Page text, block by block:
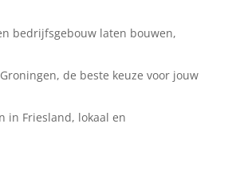
bedrijfsgebouw laten bouwen,
de beste keuze voor jouw
in Friesland, lokaal en